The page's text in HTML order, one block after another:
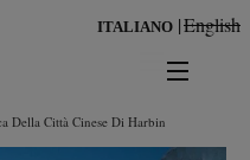
ITALIANO English
news
Della Città Cinese Di Harbin